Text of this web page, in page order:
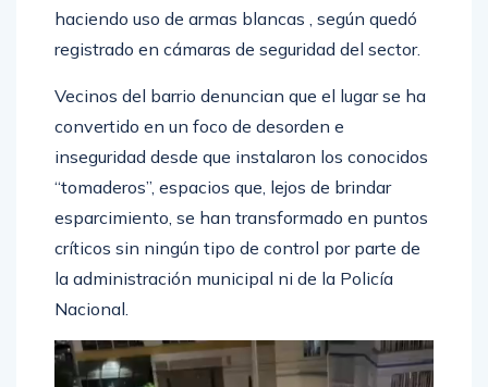
haciendo uso de armas blancas , según quedó
registrado en cámaras de seguridad del sector.
Vecinos del barrio denuncian que el lugar se ha
convertido en un foco de desorden e
inseguridad desde que instalaron los conocidos
“tomaderos”, espacios que, lejos de brindar
esparcimiento, se han transformado en puntos
críticos sin ningún tipo de control por parte de
la administración municipal ni de la Policía
Nacional.